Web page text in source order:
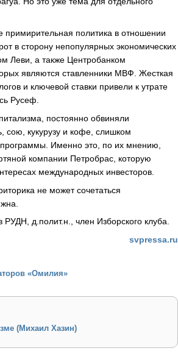
политика в отношении
в сторону непопулярных экономических
Леви, а также Центробанком
являются ставленники МВФ. Жесткая
и ключевой ставки привели к утрате
Русеф.
постоянно обвиняли
сою, кукурузу и кофе, слишком
программы. Именно это, по их мнению,
компании Петробрас, которую
международных инвесторов.
не может сочетаться
РУДН, д.полит.н., член Изборского клуба.
svpressa.ru
«Омилия»
(Михаил Хазин)